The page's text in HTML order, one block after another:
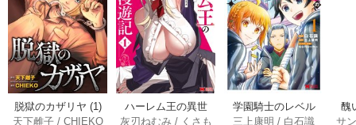
脱獄のカザリヤ (1)
天下雌子/ CHIEKO
ハーレム王の異世
界プレス漫遊記 ～
灰刃ねむみ / くさも
学園騎士のレベル
アップ！レベル100
三上康明 / 白石識
醜
同
サ